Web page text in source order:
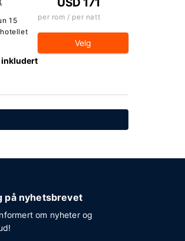
15
per rom / per natt
Velg
på nyhetsbrevet
om nyheter og